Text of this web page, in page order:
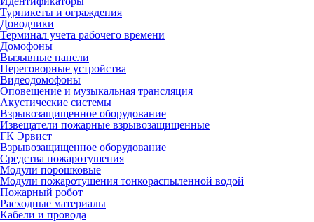
Турникеты и ограждения
Доводчики
Терминал учета рабочего времени
Домофоны
Вызывные панели
Переговорные устройства
Видеодомофоны
Оповещение и музыкальная трансляция
Акустические системы
Взрывозащищенное оборудование
Извещатели пожарные взрывозащищенные
ГК Эрвист
Взрывозащищенное оборудование
Средства пожаротушения
Модули порошковые
Модули пожаротушения тонкораспыленной водой
Пожарный робот
Расходные материалы
Кабели и провода